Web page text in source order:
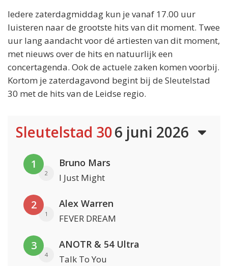
Iedere zaterdagmiddag kun je vanaf 17.00 uur
luisteren naar de grootste hits van dit moment. Twee
uur lang aandacht voor dé artiesten van dit moment,
met nieuws over de hits en natuurlijk een
concertagenda. Ook de actuele zaken komen voorbij.
Kortom je zaterdagavond begint bij de Sleutelstad
30 met de hits van de Leidse regio.
Sleutelstad 306 juni 2026
1
2
Bruno Mars
I Just Might
2
1
Alex Warren
FEVER DREAM
3
4
ANOTR & 54 Ultra
Talk To You